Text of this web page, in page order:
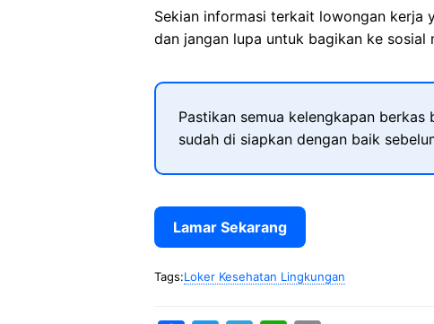
Sekian informasi terkait lowongan kerja
dan jangan lupa untuk bagikan ke
Pastikan semua kelengkapan
sudah di siapkan dengan baik
Lamar Sekarang
Tags:Loker Kesehatan Lingkungan